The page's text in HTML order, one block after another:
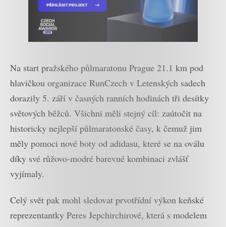
Na start pražského půlmaratonu Prague 21.1 km pod
hlavičkou organizace RunCzech v Letenských sadech
dorazily 5. září v časných ranních hodinách tři desítky
světových běžců. Všichni měli stejný cíl: zaútočit na
historicky nejlepší půlmaratonské časy, k čemuž jim
měly pomoci nové boty od adidasu, které se na oválu
díky své růžovo-modré barevné kombinaci zvlášť
vyjímaly.
Celý svět pak mohl sledovat prvotřídní výkon keňské
reprezentantky Peres Jepchirchirové, která s modelem